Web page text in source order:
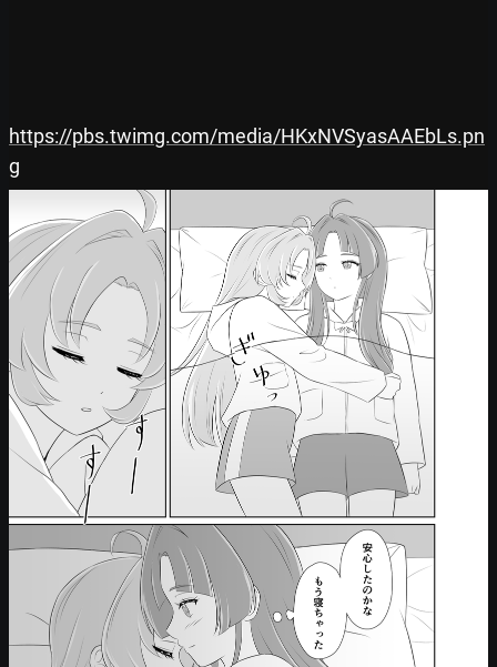
https://pbs.twimg.com/media/HKxNVSyasAAEbLs.pn
g